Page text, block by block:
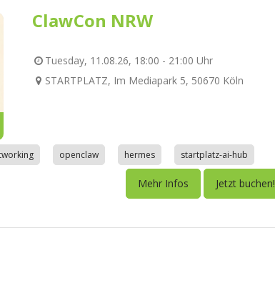
ClawCon NRW
Tuesday, 11.08.26, 18:00 - 21:00 Uhr
STARTPLATZ, Im Mediapark 5, 50670 Köln
openclaw hermes startplatz-ai-hub
Mehr Infos Jetzt buchen!